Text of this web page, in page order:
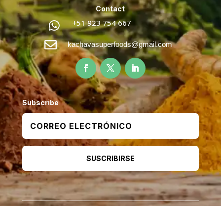
Contact
 +51 923 754 667
 kachavasuperfoods@gmail.com
Subscribe
SUSCRIBIRSE